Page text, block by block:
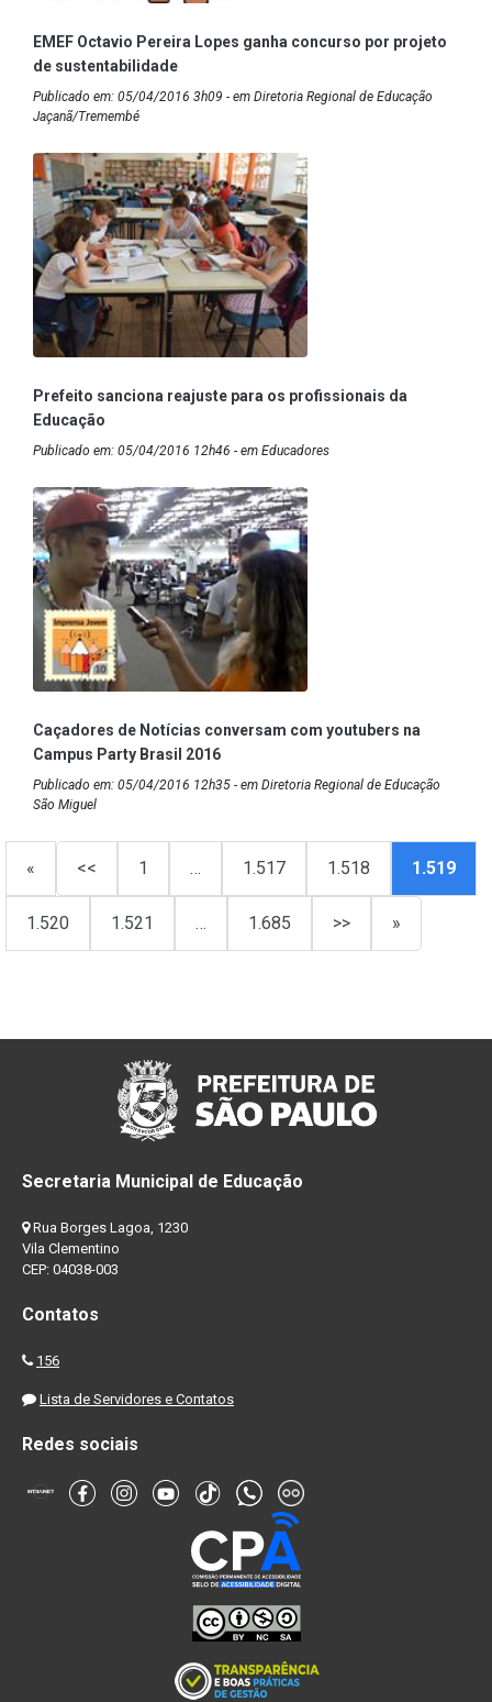
EMEF Octavio Pereira Lopes ganha concurso por projeto
de sustentabilidade
Publicado em: 05/04/2016 3h09 - em Diretoria Regional de Educação
Jaçanã/Tremembé
Prefeito sanciona reajuste para os profissionais da
Educação
Publicado em: 05/04/2016 12h46 - em Educadores
Caçadores de Notícias conversam com youtubers na
Campus Party Brasil 2016
Publicado em: 05/04/2016 12h35 - em Diretoria Regional de Educação
São Miguel
« << 1 … 1.517 1.518 1.519
1.520 1.521 … 1.685 >> »
Secretaria Municipal de Educação
Rua Borges Lagoa, 1230
Vila Clementino
CEP: 04038-003
Contatos
156
Lista de Servidores e Contatos
Redes sociais